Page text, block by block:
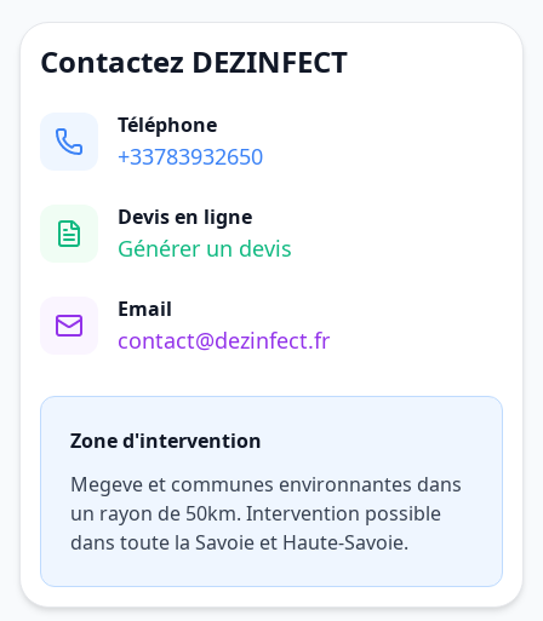
Contactez DEZINFECT
Téléphone
+33783932650
Devis en ligne
Générer un devis
Email
contact@dezinfect.fr
Zone d'intervention
Megeve et communes environnantes dans
un rayon de 50km. Intervention possible
dans toute la Savoie et Haute-Savoie.